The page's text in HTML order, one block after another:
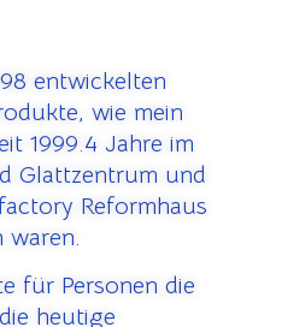
entwickelten
wie mein
1999.4 Jahre im
Glattzentrum und
Reformhaus
waren.
für Personen die
heutige